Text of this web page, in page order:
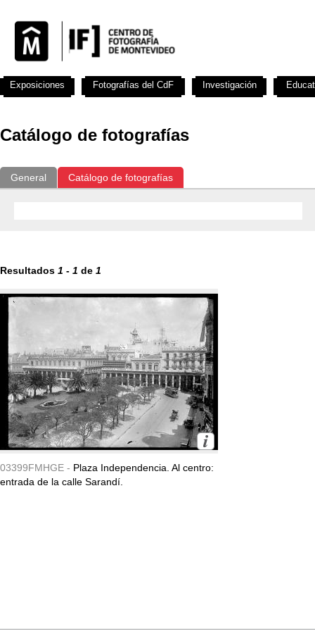
Catálogo de fotografías
General Catálogo de fotografías
Resultados 1 - 1 de 1
03399FMHGE - Plaza Independencia. Al centro:
entrada de la calle Sarandí.
Exposiciones Fotografías del CdF Investigación